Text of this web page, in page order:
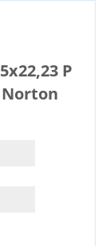
P
Norton